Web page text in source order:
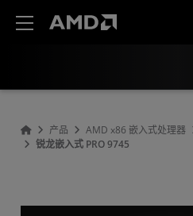
产品 AMD x86 嵌入式处理器
锐龙嵌入式 PRO 9745